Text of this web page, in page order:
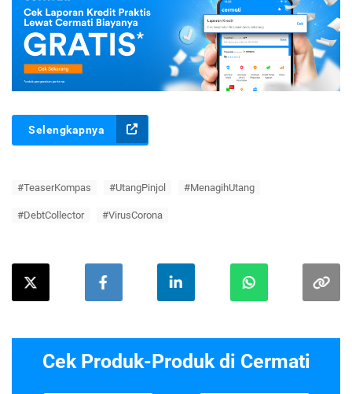
Selengkapnya
#TeaserKompas #UtangPinjol #MenagihUtang
#DebtCollector #VirusCorona
Cek Produk-Produk di Cermati